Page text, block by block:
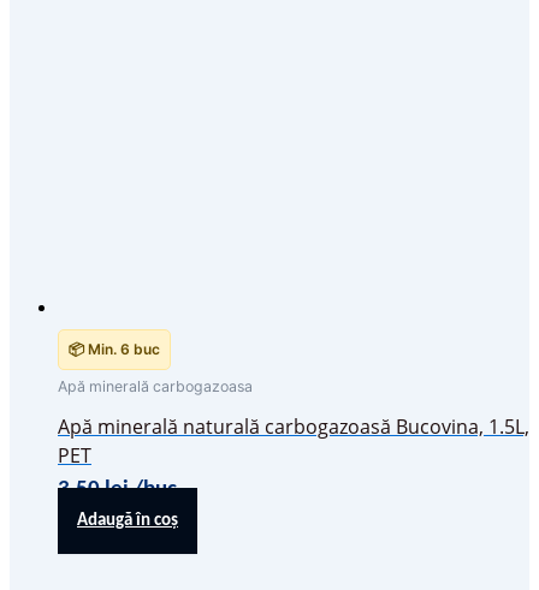
📦 Min. 6 buc
Apă minerală carbogazoasa
Apă minerală naturală carbogazoasă Bucovina, 1.5L,
PET
3,50lei/buc
Adaugă în coș